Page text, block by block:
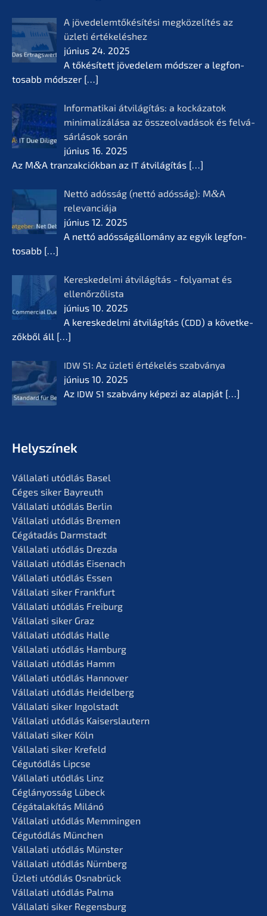
A jövedelem­tőké­sí­té­si megkö­ze­lí­tés az
üzleti értékelés­hez
június 24. 2025
A tőkésí­tett jövede­lem módszer a legfon­
tosabb módszer […]
Infor­ma­ti­kai átvilá­gí­tás: a kocká­z­a­tok
minima­li­zá­lá­sa az összeol­va­dá­sok és felvá­
sár­lá­sok során
június 16. 2025
Az M&A tranzak­ciók­ban az IT átvilá­gí­tás […]
Nettó adósság (nettó adósság): M&A
relevan­ciá­ja
június 12. 2025
A nettó adóssá­gál­lomá­ny az egyik legfon­
tosabb […]
Keres­ke­del­mi átvilá­gí­tás - folyamat és
ellenőr­ző­lis­ta
június 10. 2025
A keres­ke­del­mi átvilá­gí­tás (CDD) a követ­ke­
zők­ből áll […]
IDW S1: Az üzleti értékelés szabvá­nya
június 10. 2025
Az IDW S1 szabvá­ny képezi az alapját […]
Helyszí­nek
Vállala­ti utódlás Basel
Céges siker Bayreuth
Vállala­ti utódlás Berlin
Vállala­ti utódlás Bremen
Cégáta­dás Darmstadt
Vállala­ti utódlás Drezda
Vállala­ti utódlás Eisenach
Vállala­ti utódlás Essen
Vállala­ti siker Frankfurt
Vállala­ti utódlás Freiburg
Vállala­ti siker Graz
Vállala­ti utódlás Halle
Vállala­ti utódlás Hamburg
Vállala­ti utódlás Hamm
Vállala­ti utódlás Hannover
Vállala­ti utódlás Heidelberg
Vállala­ti siker Ingolstadt
Vállala­ti utódlás Kaiserslautern
Vállala­ti siker Köln
Vállala­ti siker Krefeld
Cégutód­lás Lipcse
Vállala­ti utódlás Linz
Céglá­n­yos­ság Lübeck
Cégátalakí­tás Milánó
Vállala­ti utódlás Memmingen
Cégutód­lás München
Vállala­ti utódlás Münster
Vállala­ti utódlás Nürnberg
Üzleti utódlás Osnabrück
Vállala­ti utódlás Palma
Vállala­ti siker Regensburg